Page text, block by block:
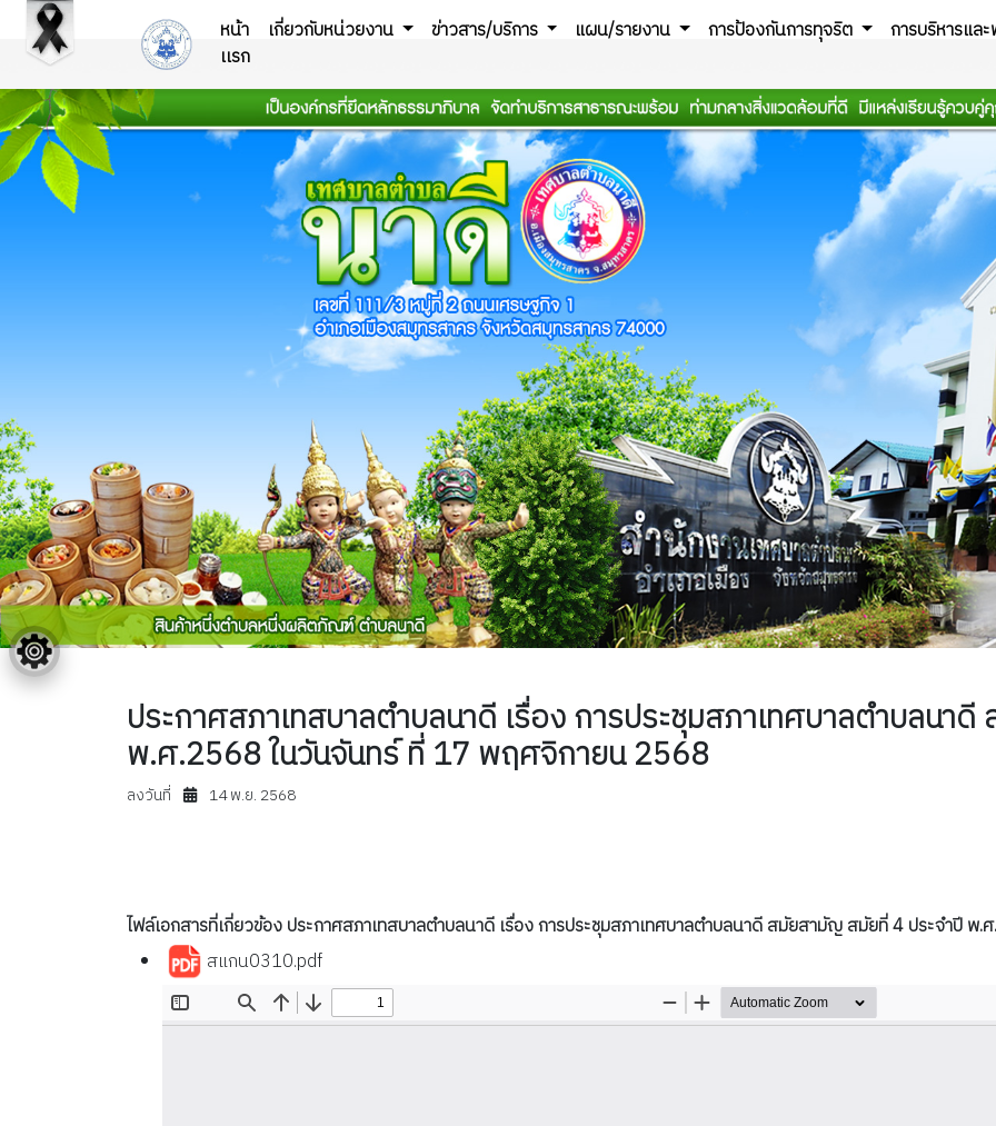
หน้า
เเรก
เกี่ยวกับหน่วยงาน ข่าวสาร/บริการ แผน/รายงาน การป้องกันการทุจริต การบริหารแ
ประกาศสภาเทสบาลตำบลนาดี เรื่อง การประชุมสภาเทศบาลตำบลนา
พ.ศ.2568 ในวันจันทร์ ที่ 17 พฤศจิกายน 2568
ลงวันที่ 14 พ.ย. 2568
ไฟล์เอกสารที่เกี่ยวข้อง ประกาศสภาเทสบาลตำบลนาดี เรื่อง การประชุมสภาเทศบาลตำบลนาดี สมัยสามัญ สมัยที่ 4 ประจำปี
สแกน0310.pdf